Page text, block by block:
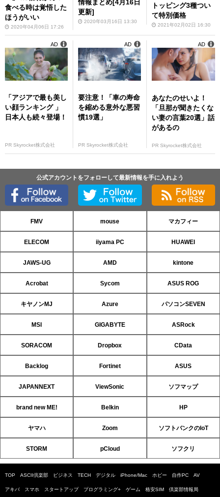
食べる時は覚悟した
ほうがいい
2020年04月06日 17:26
情報まとめ[4月16日
更新]
2020年03月16日 13:30
トッピング3種つい
て特別価格
2021年02月02日 16:30
「アジアで最も美し
い顔ランキング 」
日本人も続々登場！
PR Skyrocket株式会社
AD
要注意！「車の寿命
を縮める意外な悪習
慣19選」
PR Skyrocket株式会社
AD
あなたのせいよ！
「旦那が聞きたくな
い妻の言葉20選」話
があるの
PR Skyrocket株式会社
AD
公式アカウントをフォローして最新情報を手に入れよう
FMV mouse マカフィー
ELECOM iiyama PC HUAWEI
JAWS-UG AMD kintone
Acrobat Sycom ASUS ROG
キヤノンMJ Azure パソコンSEVEN
MSI GIGABYTE ASRock
SORACOM Dropbox CData
Backlog Fortinet ASUS
JAPANNEXT ViewSonic ソフマップ
brand new ME! Belkin HP
ヤマハ Zoom ソフトバンクのIoT
STORM pCloud ソフクリ
TOP ASCII倶楽部 ビジネス TECH デジタル iPhone/Mac ホビー 自作PC AV
アキバ スマホ スタートアップ プログラミング+ ゲーム 格安SIM 倶楽部情報局